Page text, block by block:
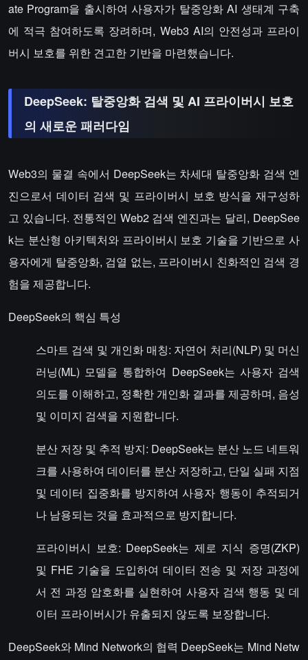
ate Program을 출시하여 사용자가 탈중앙화 AI 생태계 구축
에 적극 참여하도록 장려하며, Web3 AI의 안전성과 프라이
버시 보호를 위한 견고한 기반을 마련했습니다.
DeepSeek: 탈중앙화 검색 및 AI 프라이버시 보호
의 새로운 패러다임
Web3의 물결 속에서 DeepSeek는 차세대 탈중앙화 검색 엔
진으로서 데이터 검색 및 프라이버시 보호 방식을 재구성하
고 있습니다. 전통적인 Web2 검색 엔진과는 달리, DeepSee
k는 분산형 아키텍처와 프라이버시 보호 기술을 기반으로 사
용자에게 탈중앙화, 검열 없는, 프라이버시 친화적인 검색 경
험을 제공합니다.
DeepSeek의 핵심 특성
스마트 검색 및 개인화 매칭: 자연어 처리(NLP) 및 머신
러닝(ML) 모델을 통합하여 DeepSeek는 사용자 검색
의도를 이해하고, 정확한 개인화 결과를 제공하며, 음성
및 이미지 검색을 지원합니다.
분산 저장 및 추적 방지: DeepSeek는 분산 노드 네트워
크를 사용하여 데이터를 분산 저장하고, 단일 실패 지점
및 데이터 집중화를 방지하여 사용자 행동이 추적되거
나 남용되는 것을 효과적으로 방지합니다.
프라이버시 보호: DeepSeek는 제로 지식 증명(ZKP)
및 FHE 기술을 도입하여 데이터 전송 및 저장 과정에
서 전 과정 암호화를 실현하여 사용자 검색 행동 및 데
이터 프라이버시가 유출되지 않도록 보장합니다.
DeepSeek와 Mind Network의 협력 DeepSeek는 Mind Netw